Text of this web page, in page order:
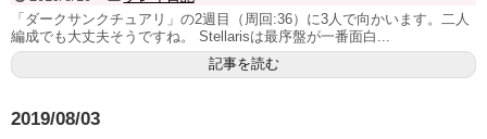
「ダークサンクチュアリ」の2週目（周回:36）に3人で向かいます。二人
編成でも大丈夫そうですね。 Stellarisは最序盤が一番面白...
記事を読む
2019/08/03